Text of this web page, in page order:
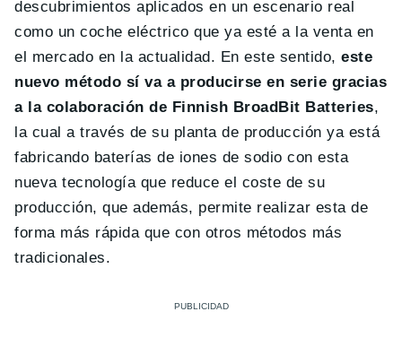
descubrimientos aplicados en un escenario real
como un coche eléctrico que ya esté a la venta en
el mercado en la actualidad. En este sentido,este
nuevo método sí va a producirse en serie gracias
a la colaboración de Finnish BroadBit Batteries,
la cual a través de su planta de producción ya está
fabricando baterías de iones de sodio con esta
nueva tecnología que reduce el coste de su
producción, que además, permite realizar esta de
forma más rápida que con otros métodos más
tradicionales.